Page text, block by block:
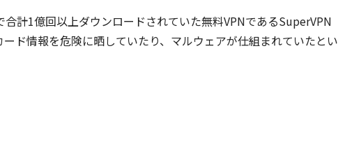
計1億回以上ダウンロードされていた無料VPNであるSuperVPN
ド情報を危険に晒していたり、マルウェアが仕組まれていたとい